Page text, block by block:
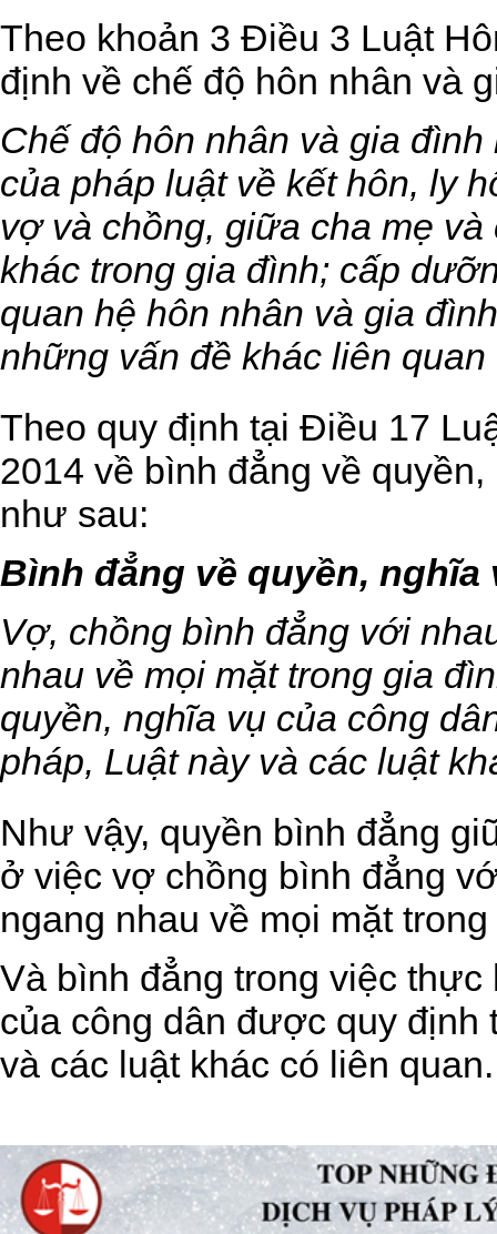
Theo khoản 3 Điều 3 Luật
định về chế độ hôn nhân và
Chế độ hôn nhân và gia
của pháp luật về kết hôn, ly
vợ và chồng, giữa cha mẹ
khác trong gia đình; cấp
quan hệ hôn nhân và gia
những vấn đề khác liên
Theo quy định tại Điều 17
2014 về bình đẳng về
như sau:
Bình đẳng về quyền,
Vợ, chồng bình đẳng với
nhau về mọi mặt trong gia
quyền, nghĩa vụ của công
pháp, Luật này và các luật
Như vậy, quyền bình đẳng
ở việc vợ chồng bình đẳng
ngang nhau về mọi mặt
Và bình đẳng trong việc
của công dân được quy định
và các luật khác có liên quan.